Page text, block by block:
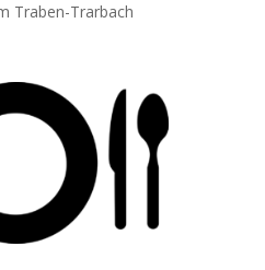
Traben-Trarbach